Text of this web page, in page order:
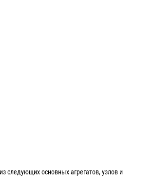
следующих основных агрегатов, узлов и